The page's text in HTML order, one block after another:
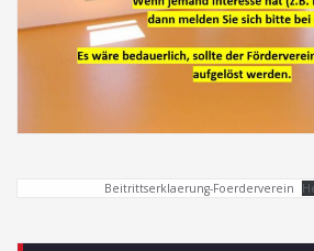
Beitrittserklaerung-Foerderverein